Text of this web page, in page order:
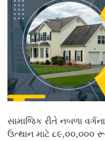
સામાજિક રીતે નબળા
ઉત્થાન માટે ૮૯,૦૦,૦૦૦